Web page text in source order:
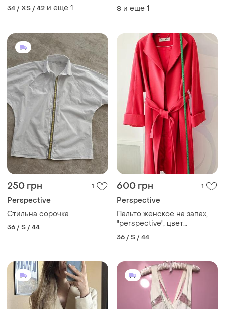
34 / XS / 42 и еще 1 S и еще 1
250 грн 1
Perspective
Стильна сорочка
36 / S / 44
600 грн 1
Perspective
Пальто женское на запах,
"perspective", цвет
"закатно-розовый", размер
36 (s)
36 / S / 44